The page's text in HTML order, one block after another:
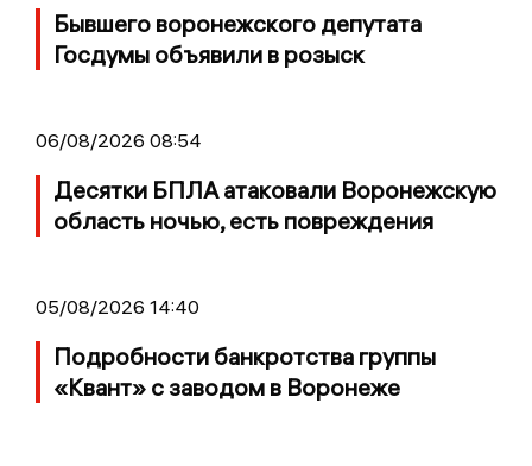
Бывшего воронежского депутата
Госдумы объявили в розыск
06/08/2026 08:54
Десятки БПЛА атаковали Воронежскую
область ночью, есть повреждения
05/08/2026 14:40
Подробности банкротства группы
«Квант» с заводом в Воронеже